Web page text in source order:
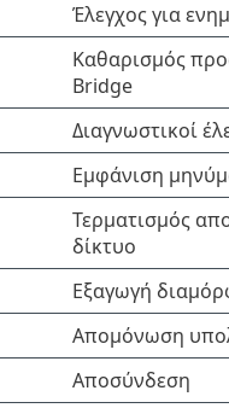
Έλεγχος για
Καθαρισμός
Bridge
Διαγνωστικοί
Εμφάνιση
Τερματισμός
δίκτυο
Εξαγωγή
Απομόνωση
Αποσύνδεση